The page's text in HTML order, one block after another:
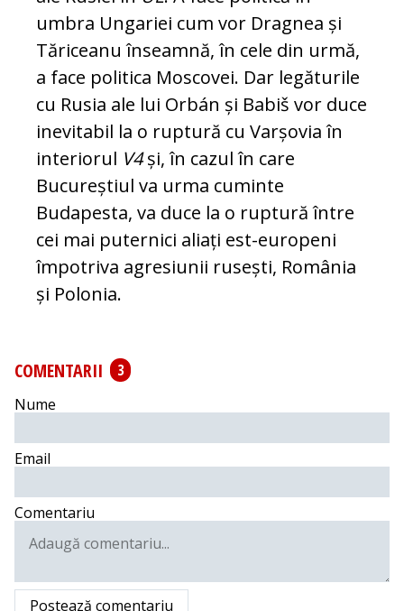
umbra Ungariei cum vor Drag­nea și
Tăriceanu înseamnă, în ce­le din urmă,
a face politica Moscovei. Dar le­găturile
cu Rusia ale lui Orbán și Babiš vor du­ce
inevitabil la o ruptură cu Varșovia în
in­teriorul V4și, în cazul în care
Bucureștiul va ur­ma cuminte
Budapesta, va duce la o rup­tu­ră între
cei mai puternici aliați est-europeni
împotriva agre­si­u­nii rusești, România
și Polonia.
COMENTARII
3
Nume
Email
Comentariu
Postează comentariu